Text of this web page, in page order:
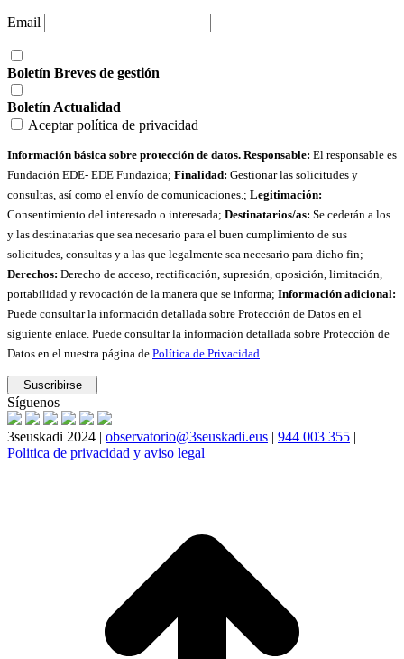
Email
Boletín Breves de gestión
Boletín Actualidad
Aceptar política de privacidad
Información básica sobre protección de datos. Responsable: El responsable es
Fundación EDE- EDE Fundazioa; Finalidad: Gestionar las solicitudes y
consultas, así como el envío de comunicaciones.; Legitimación:
Consentimiento del interesado o interesada; Destinatarios/as: Se cederán a los
y las destinatarias que sea necesario para el buen cumplimiento de sus
solicitudes, consultas y a las que legalmente sea necesario para dicho fin;
Derechos: Derecho de acceso, rectificación, supresión, oposición, limitación,
portabilidad y revocación de la manera que se informa; Información adicional:
Puede consultar la información detallada sobre Protección de Datos en el
siguiente enlace. Puede consultar la información detallada sobre Protección de
Datos en el nuestra página de Política de Privacidad
Síguenos
3seuskadi 2024 | observatorio@3seuskadi.eus | 944 003 355 |
Politica de privacidad y aviso legal